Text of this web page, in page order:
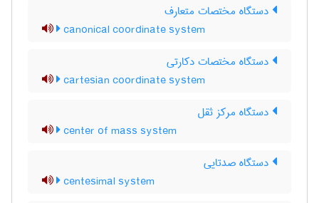
دستگاه مختصات متعارف
canonical coordinate system
دستگاه مختصات دکارتی
cartesian coordinate system
دستگاه مرکز ثقل
center of mass system
دستگاه صدتایی
centesimal system